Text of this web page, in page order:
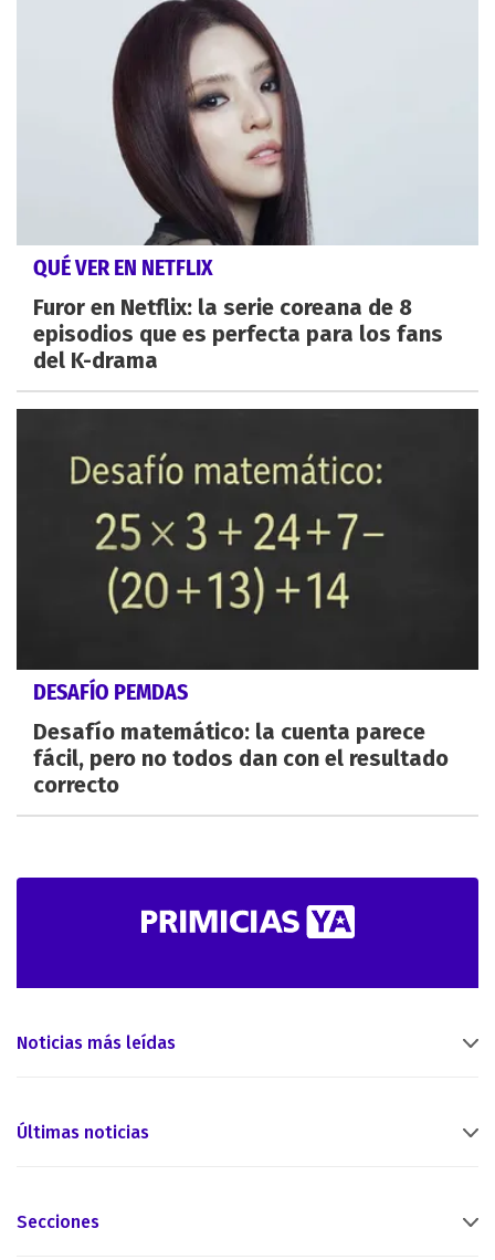
QUÉ VER EN NETFLIX
Furor en Netflix: la serie coreana de 8
episodios que es perfecta para los fans
del K-drama
DESAFÍO PEMDAS
Desafío matemático: la cuenta parece
fácil, pero no todos dan con el resultado
correcto
Noticias más leídas
Últimas noticias
Secciones